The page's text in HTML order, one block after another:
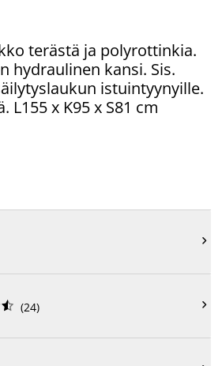
terästä ja polyrottinkia.
hydraulinen kansi. Sis.
istuintyynyille.
L155 x K95 x S81 cm


 (24) 